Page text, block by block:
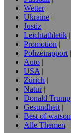
Wetter
Ukraine
Justiz
Leichtathletik
Promotion
Polizeirapport
Auto
USA
Zürich
Natur
Donald Trump
Gesundheit
Best of watson
Alle Themen